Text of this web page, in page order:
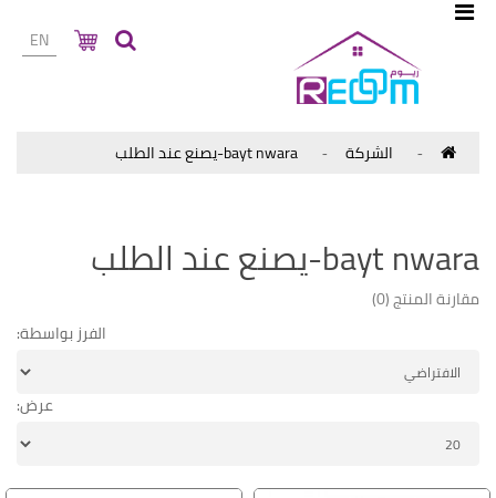
EN
الشركة bayt nwara-يصنع عند الطلب
bayt nwara-يصنع عند الطلب
مقارنة المنتج (0)
الفرز بواسطة:
عرض: